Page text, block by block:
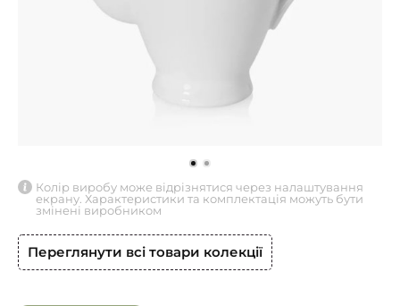
Колір виробу може відрізнятися через налаштування
екрану. Характеристики та комплектація можуть бути
змінені виробником
Переглянути всі товари колекції